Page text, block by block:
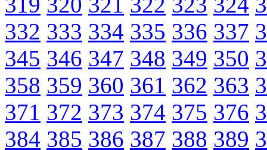
332 333 334 335 336 337
345 346 347 348 349 350
358 359 360 361 362 363
371 372 373 374 375 376
384 385 386 387 388 389